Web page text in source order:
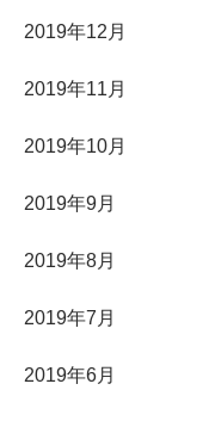
2019年12月
2019年11月
2019年10月
2019年9月
2019年8月
2019年7月
2019年6月